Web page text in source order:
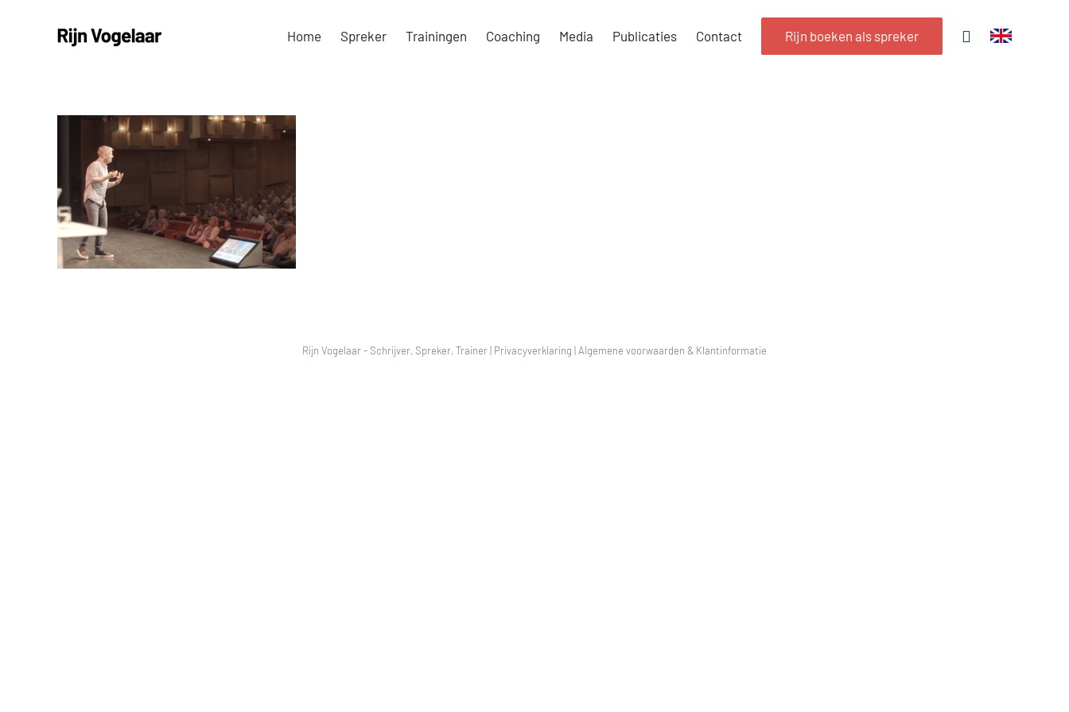
Home Spreker Trainingen Coaching Media Publicaties Contact Rijn boeken als spreker
Rijn Vogelaar - Schrijver, Spreker, Trainer | Privacyverklaring | Algemene voorwaarden & Klantinformatie